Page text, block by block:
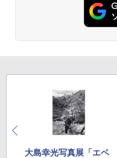
大島幸光写真展「エベ